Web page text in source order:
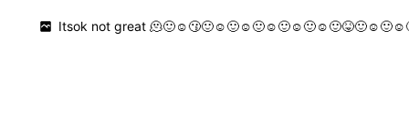
Itsok notgreat